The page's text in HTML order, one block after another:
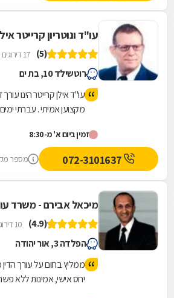
עו"ד ונוטריון קרייטר
(5) 17 דירוגים
רוטשילד 10, בת ים
עו"ד אילן קרייטר הינו
מקצוען אמיתי . עברתי
מלא במקרה. היה זמין
שיגרתיות ואפילו בשבת .
נתן לי שקט ורוגע נפשי
וסוערים. אילן תודה
ולכל כך הרבה אנשים .
זמין ביום א' מ-8:30
מספר
מיכאל אבירם - משרד
(4.9) 10 דירוגים
הפלדה 3, אור יהודה
ממליץ בחום על עורך
יחס אישי, אמינות ללא